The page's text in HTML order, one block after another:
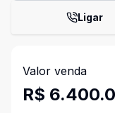
Ligar
Valor venda
R$